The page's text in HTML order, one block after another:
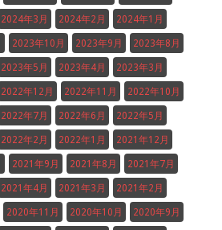
2024年3月 2024年2月 2024年1月
2023年10月 2023年9月 2023年8月
2023年5月 2023年4月 2023年3月
2022年12月 2022年11月 2022年10月
2022年7月 2022年6月 2022年5月
2022年2月 2022年1月 2021年12月
2021年9月 2021年8月 2021年7月
2021年4月 2021年3月 2021年2月
2020年11月 2020年10月 2020年9月